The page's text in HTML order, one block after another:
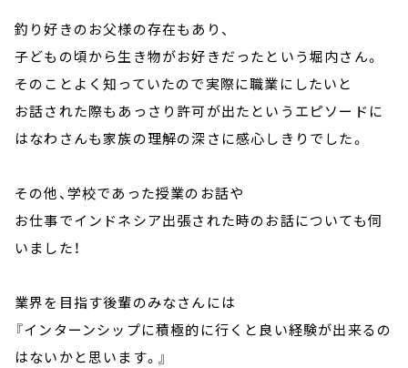
釣り好きのお父様の存在もあり、
子どもの頃から生き物がお好きだったという堀内さん。
そのことよく知っていたので実際に職業にしたいと
お話された際もあっさり許可が出たというエピソードに
はなわさんも家族の理解の深さに感心しきりでした。
その他、学校であった授業のお話や
お仕事でインドネシア出張された時のお話についても伺
いました！
業界を目指す後輩のみなさんには
『インターンシップに積極的に行くと良い経験が出来るの
はないかと思います。』